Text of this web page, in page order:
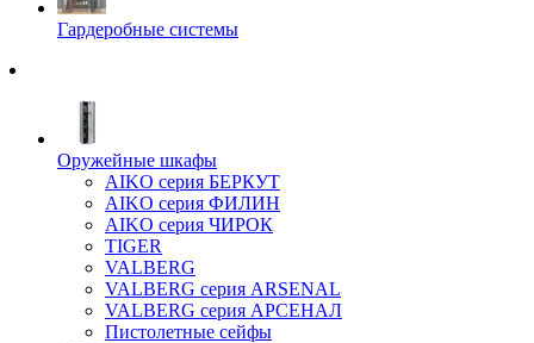
Гардеробные системы
Оружейные шкафы
AIKO серия БЕРКУТ
AIKO серия ФИЛИН
AIKO серия ЧИРОК
TIGER
VALBERG
VALBERG серия ARSENAL
VALBERG серия АРСЕНАЛ
Пистолетные сейфы